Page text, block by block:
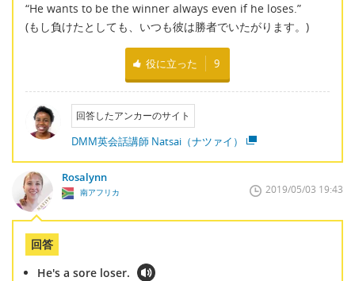
“He wants to be the winner always even if he loses.”
(もし負けたとしても、いつも彼は勝者でいたがります。)
役に立った 9
回答したアンカーのサイト
DMM英会話講師 Natsai（ナツァイ）
Rosalynn
南アフリカ 2019/05/03 19:43
回答
He's a sore loser.